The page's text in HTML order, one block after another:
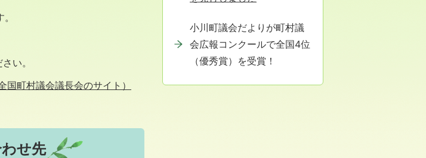
い。
町村議会議長会のサイト）
せ先
小川町議会だよりが町村議
会広報コンクールで全国4位
（優秀賞）を受賞！